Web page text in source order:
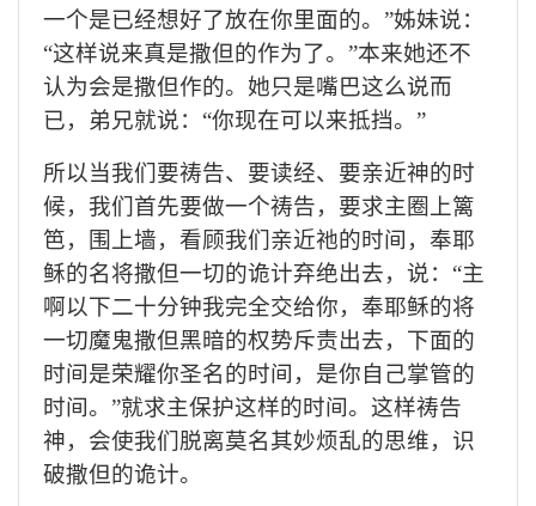
一个是已经想好了放在你里面的。 ”姊妹说：
“这样说来真是撒但的作为了。 ”本来她还不
认为会是撒但作的。 她只是嘴巴这么说而
已，弟兄就说： “你现在可以来抵挡。 ”
所以当我们要祷告、要读经、要亲近神的时
候，我们首先要做一个祷告，要求主圈上篱
笆，围上墙，看顾我们亲近祂的时间，奉耶
稣的名将撒但一切的诡计弃绝出去，说： “主
啊以下二十分钟我完全交给你，奉耶稣的将
一切魔鬼撒但黑暗的权势斥责出去，下面的
时间是荣耀你圣名的时间，是你自己掌管的
时间。”就求主保护这样的时间。这样祷告
神，会使我们脱离莫名其妙烦乱的思维，识
破撒但的诡计。